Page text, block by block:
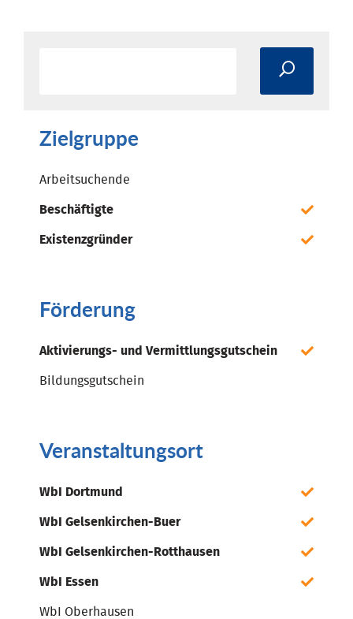
Zielgruppe
Arbeitsuchende
Beschäftigte
Existenzgründer
Förderung
Aktivierungs- und Vermittlungsgutschein
Bildungsgutschein
Veranstaltungsort
WbI Dortmund
WbI Gelsenkirchen-Buer
WbI Gelsenkirchen-Rotthausen
WbI Essen
WbI Oberhausen